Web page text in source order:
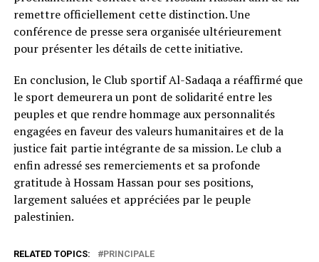
remettre officiellement cette distinction. Une
conférence de presse sera organisée ultérieurement
pour présenter les détails de cette initiative.
En conclusion, le Club sportif Al-Sadaqa a réaffirmé que
le sport demeurera un pont de solidarité entre les
peuples et que rendre hommage aux personnalités
engagées en faveur des valeurs humanitaires et de la
justice fait partie intégrante de sa mission. Le club a
enfin adressé ses remerciements et sa profonde
gratitude à Hossam Hassan pour ses positions,
largement saluées et appréciées par le peuple
palestinien.
RELATED TOPICS: PRINCIPALE